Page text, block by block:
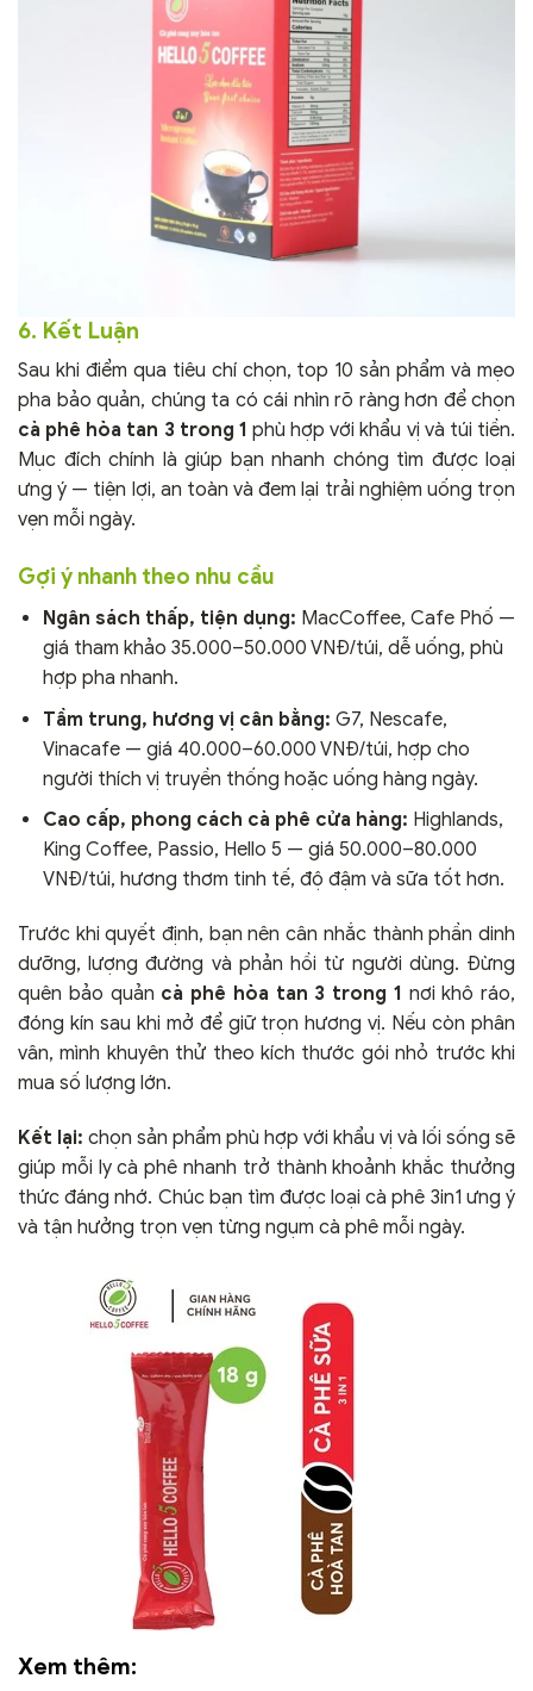
6. Kết Luận
Sau khi điểm qua tiêu chí chọn, top 10 sản phẩm và mẹo
pha bảo quản, chúng ta có cái nhìn rõ ràng hơn để chọn
cà phê hòa tan 3 trong 1 phù hợp với khẩu vị và túi tiền.
Mục đích chính là giúp bạn nhanh chóng tìm được loại
ưng ý — tiện lợi, an toàn và đem lại trải nghiệm uống trọn
vẹn mỗi ngày.
Gợi ý nhanh theo nhu cầu
Ngân sách thấp, tiện dụng: MacCoffee, Cafe Phố —
giá tham khảo 35.000–50.000 VNĐ/túi, dễ uống, phù
hợp pha nhanh.
Tầm trung, hương vị cân bằng: G7, Nescafe,
Vinacafe — giá 40.000–60.000 VNĐ/túi, hợp cho
người thích vị truyền thống hoặc uống hàng ngày.
Cao cấp, phong cách cà phê cửa hàng: Highlands,
King Coffee, Passio, Hello 5 — giá 50.000–80.000
VNĐ/túi, hương thơm tinh tế, độ đậm và sữa tốt hơn.
Trước khi quyết định, bạn nên cân nhắc thành phần dinh
dưỡng, lượng đường và phản hồi từ người dùng. Đừng
quên bảo quản cà phê hòa tan 3 trong 1 nơi khô ráo,
đóng kín sau khi mở để giữ trọn hương vị. Nếu còn phân
vân, mình khuyên thử theo kích thước gói nhỏ trước khi
mua số lượng lớn.
Kết lại: chọn sản phẩm phù hợp với khẩu vị và lối sống sẽ
giúp mỗi ly cà phê nhanh trở thành khoảnh khắc thưởng
thức đáng nhớ. Chúc bạn tìm được loại cà phê 3in1 ưng ý
và tận hưởng trọn vẹn từng ngụm cà phê mỗi ngày.
Xem thêm: